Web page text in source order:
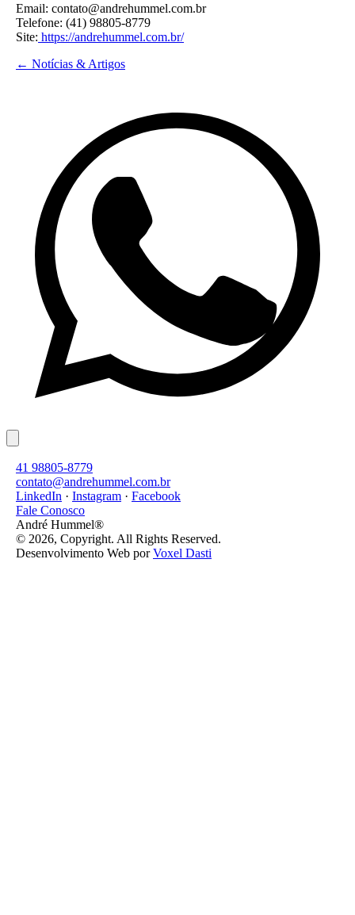
Email: contato@andrehummel.com.br
Telefone: (41) 98805-8779
Site: https://andrehummel.com.br/
← Notícias & Artigos
41 98805-8779
contato@andrehummel.com.br
LinkedIn · Instagram · Facebook
Fale Conosco
André Hummel®
© 2026, Copyright. All Rights Reserved.
Desenvolvimento Web porVoxel Dasti